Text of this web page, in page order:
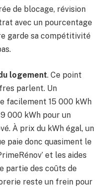
de blocage, révision
avec un pourcentage
garde sa compétitivité
logement. Ce point
parlent. Un
facilement 15 000 kWh
000 kWh pour un
À prix du kWh égal, un
paie donc quasiment le
et les aides
partie des coûts de
reste un frein pour